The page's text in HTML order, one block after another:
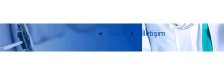
Anasayfa -İletişim